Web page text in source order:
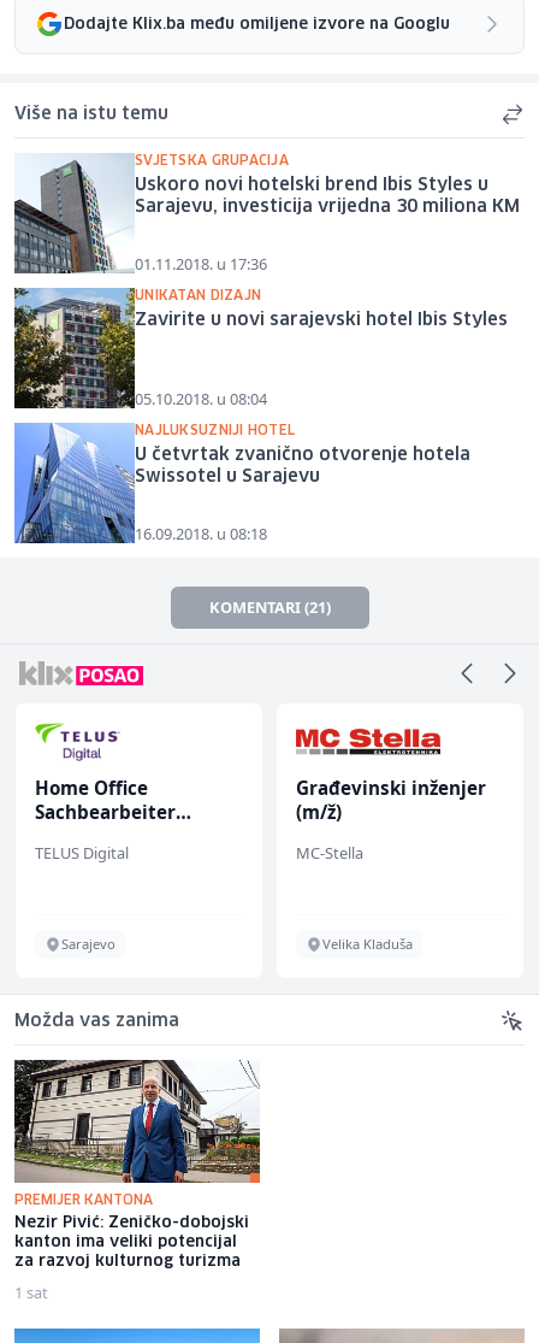
Dodajte Klix.ba među omiljene izvore na Googlu
Više na istu temu
SVJETSKA GRUPACIJA
Uskoro novi hotelski brend Ibis Styles u
Sarajevu, investicija vrijedna 30 miliona KM
01.11.2018. u 17:36
UNIKATAN DIZAJN
Zavirite u novi sarajevski hotel Ibis Styles
05.10.2018. u 08:04
NAJLUKSUZNIJI HOTEL
U četvrtak zvanično otvorenje hotela
Swissotel u Sarajevu
16.09.2018. u 08:18
KOMENTARI (21)
Home Office
Sachbearbeiter
bekannten deutschen
TELUS Digital
Sarajevo
Građevinski inženjer
(m/ž)
MC-Stella
Velika Kladuša
Možda vas zanima
PREMIJER KANTONA
Nezir Pivić: Zeničko-dobojski
kanton ima veliki potencijal
za razvoj kulturnog turizma
1 sat